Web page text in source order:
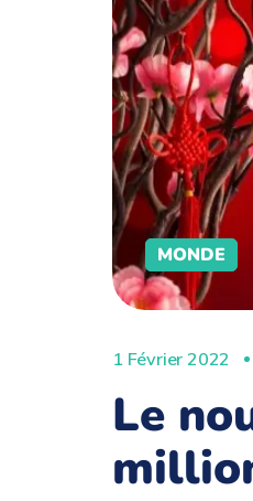
MONDE
1 Février 2022
Le